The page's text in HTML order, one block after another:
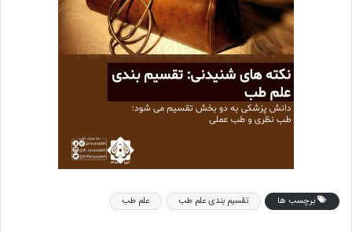
برچسب ها تقسیم بندی علم طب علم طب